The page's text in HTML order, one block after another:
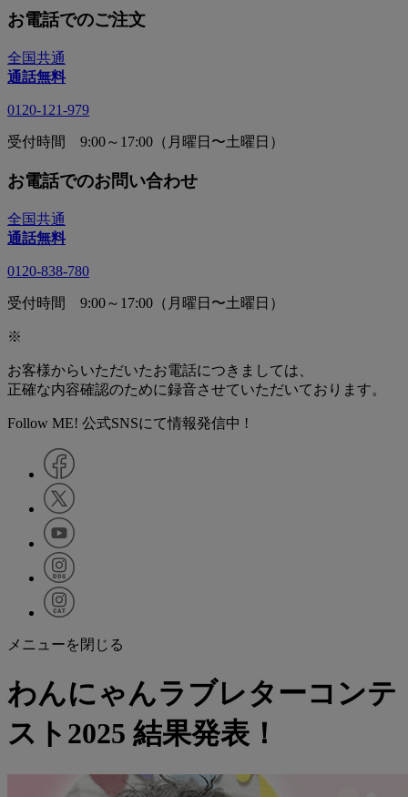
お電話でのご注文
全国共通
通話無料
0120-121-979
受付時間 9:00～17:00（月曜日〜土曜日）
お電話でのお問い合わせ
全国共通
通話無料
0120-838-780
受付時間 9:00～17:00（月曜日〜土曜日）
※
お客様からいただいたお電話につきましては、
正確な内容確認のために録音させていただいております。
Follow ME! 公式SNSにて情報発信中 !
メニューを閉じる
わんにゃんラブレターコンテ
スト2025 結果発表！